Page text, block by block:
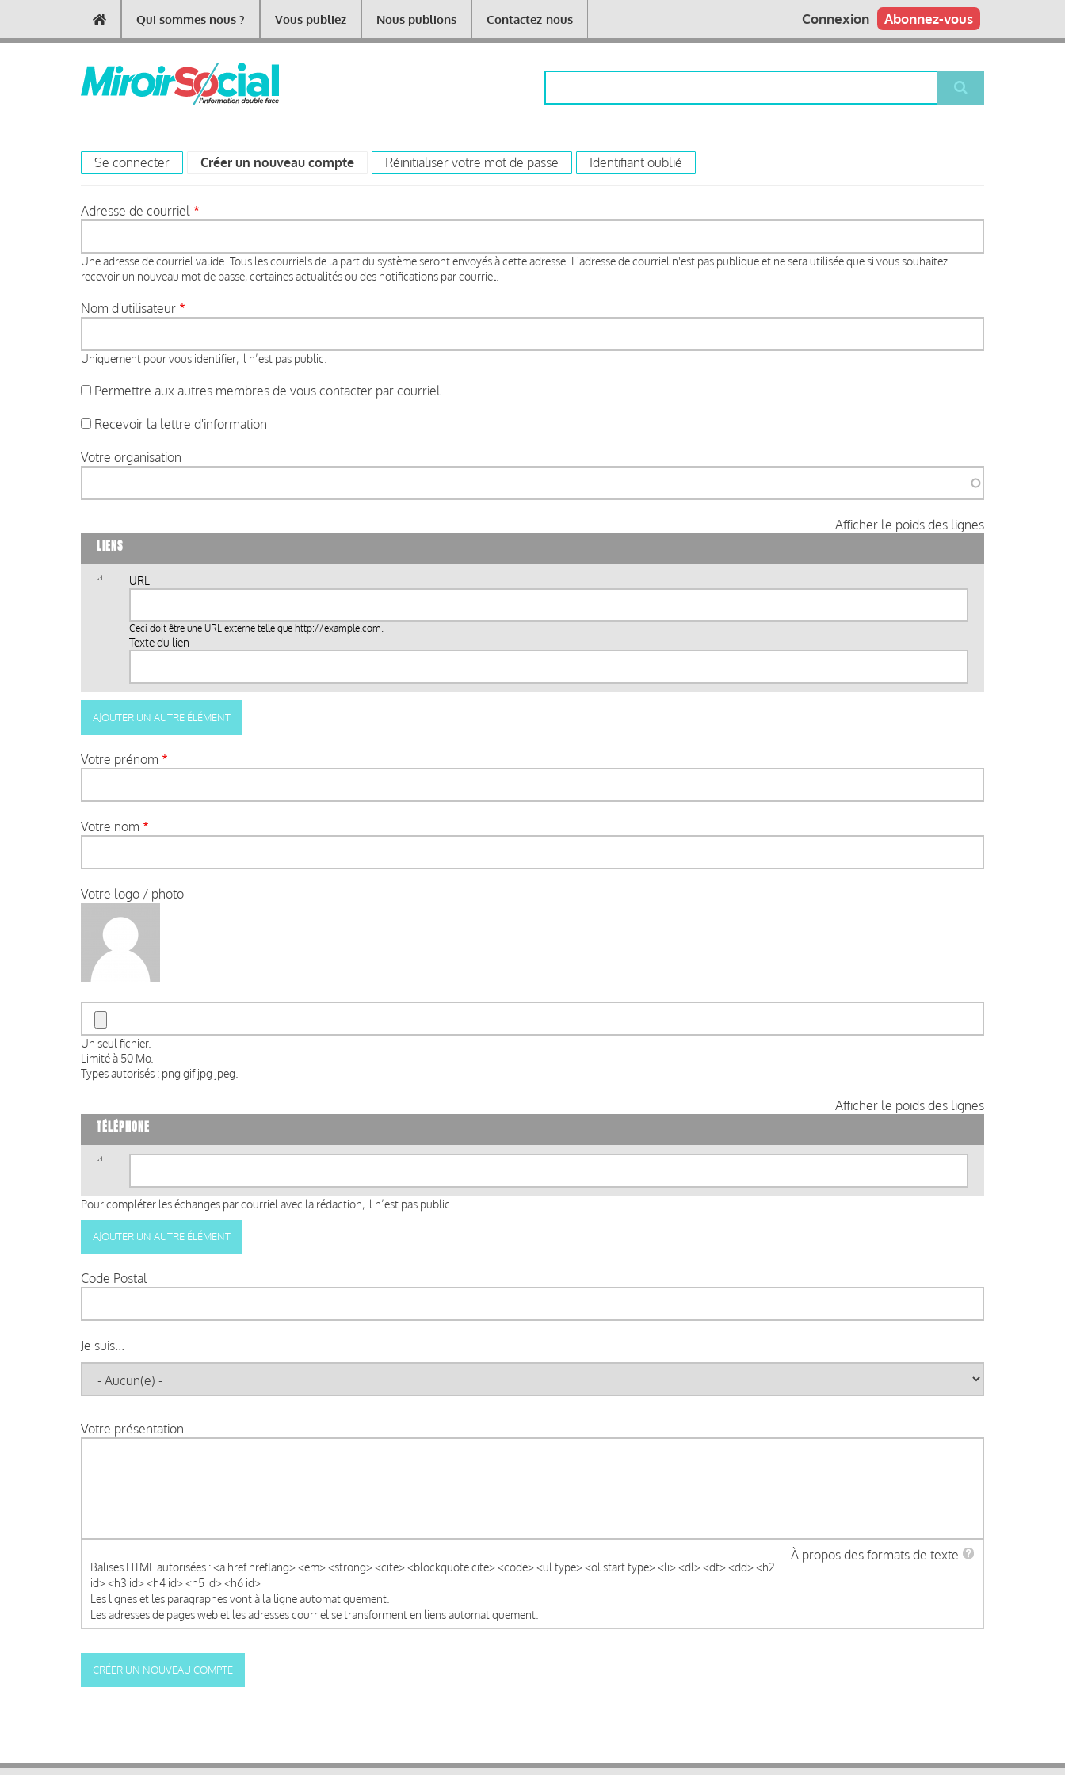
contenu
Main
navigation
Qui sommes nous ? Vous publiez Nous publions Contactez-nous Abonnez-vous
Connexion
Primary
tabs
Se connecter Créer un nouveau compte (onglet actif)
Réinitialiser votre mot de passe Identifiant oublié
Adresse de courriel
Une adresse de courriel valide. Tous les courriels de la part du système seront envoyés à cette adresse. L'adresse de courriel n'est pas publique et ne sera utilisée que si vous souhaitez
recevoir un nouveau mot de passe, certaines actualités ou des notifications par courriel.
Nom d'utilisateur
Uniquement pour vous identifier, il n’est pas public.
Permettre aux autres membres de vous contacter par courriel
Recevoir la lettre d'information
Votre organisation
Afficher le poids des lignes
LIENS
URL
Ceci doit être une URL externe telle que http://example.com.
Texte du lien
Votre prénom
Votre nom
Votre logo / photo
Un seul fichier.
Limité à 50 Mo.
Types autorisés : png gif jpg jpeg.
Afficher le poids des lignes
TÉLÉPHONE
1)
Pour compléter les échanges par courriel avec la rédaction, il n’est pas public.
Code Postal
Je suis...
Votre présentation
À propos des formats de texte
Balises HTML autorisées : <a href hreflang> <em> <strong> <cite> <blockquote cite> <code> <ul type> <ol start type> <li> <dl> <dt> <dd> <h2
id> <h3 id> <h4 id> <h5 id> <h6 id>
Les lignes et les paragraphes vont à la ligne automatiquement.
Les adresses de pages web et les adresses courriel se transforment en liens automatiquement.